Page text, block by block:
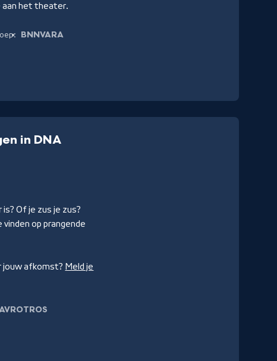
aan het theater.
BNNVARA
in DNA
Of je zus je zus?
op prangende
jouw afkomst? Meld je